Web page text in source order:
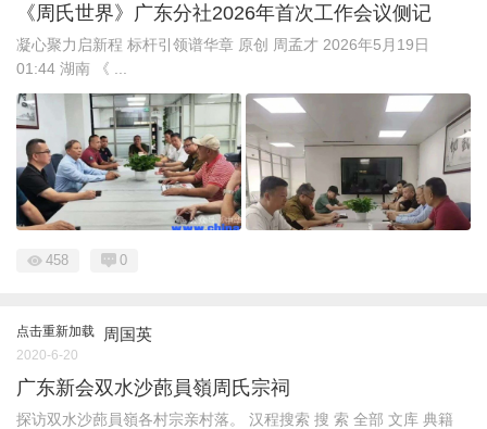
《周氏世界》广东分社2026年首次工作会议侧记
凝心聚力启新程 标杆引领谱华章 原创 周孟才 2026年5月19日
01:44 湖南 《 ...
458 0
点击重新加载 周国英
2020-6-20
广东新会双水沙蓢員嶺周氏宗祠
探访双水沙蓢員嶺各村宗亲村落。 汉程搜索 搜 索 全部 文库 典籍